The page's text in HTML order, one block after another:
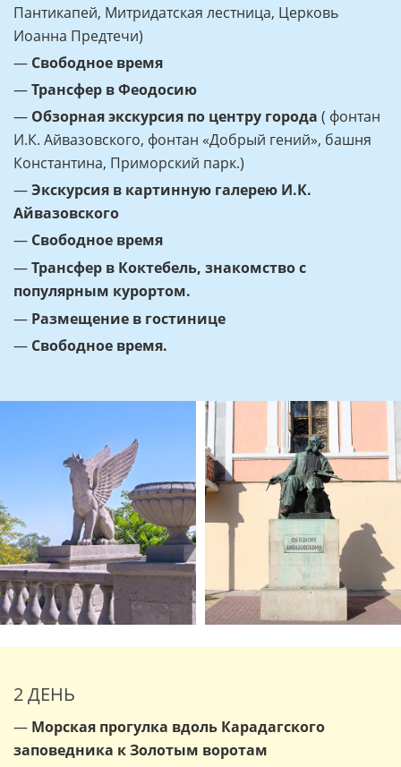
Пантикапей, Митридатская лестница, Церковь
Иоанна Предтечи)
— Свободное время
—Трансфер в Феодосию
— Обзорная экскурсия по центру города ( фонтан
И.К. Айвазовского, фонтан «Добрый гений», башня
Константина, Приморский парк.)
—Экскурсия в картинную галерею И.К.
Айвазовского
— Свободное время
—Трансфер в Коктебель, знакомство с
популярным курортом.
— Размещение в гостинице
— Свободное время.
2 ДЕНЬ
— Морская прогулка вдоль Карадагского
заповедника к Золотым воротам